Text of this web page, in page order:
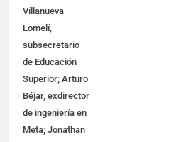
Villanueva
Lomelí,
subsecretario
de Educación
Superior; Arturo
Béjar, exdirector
de ingeniería en
Meta; Jonathan